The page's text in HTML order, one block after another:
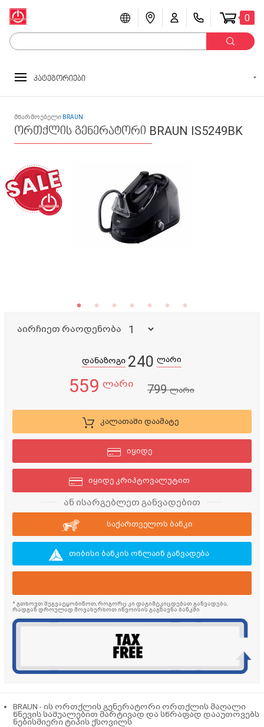
0
კატეგორიები
მწარმოებელი BRAUN
ორთქლის გენერატორი BRAUN IS5249BK
აირჩიეთ რაოდენობა
დანაზოგი 240 ლარი
559 ლარი 799ლარი
კალათაში დაამატე
იყიდე
იყიდე კრიპტოვალუტით
ან ისარგებლეთ განვადებით
საქართველოს ბანკი
თიბისი ბანკის ონლაინ განვადება
* გთხოვთ შეგვატყობინოთ, როგორც კი დაგიმტკიცდებათ განვადება,
რადგან დროულად მოვახერხოთ ინვოისის გაგზავნა ბანკში
BRAUN - ის ორთქლის გენერატორი ორთქლის მაღალი
წნევის საშუალებით მარტივად და სწრაფად დააუთოვებს
ნებისმიერი ტიპის ქსოვილს